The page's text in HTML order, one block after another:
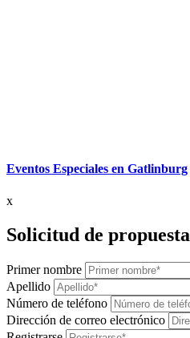
Eventos Especiales en Gatlinburg
x
Solicitud de propuesta
Primer nombre
Apellido
Número de teléfono
Dirección de correo electrónico